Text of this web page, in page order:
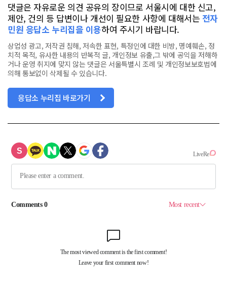
댓글은 자유로운 의견 공유의 장이므로 서울시에 대한 신고,
제안, 건의 등 답변이나 개선이 필요한 사항에 대해서는 전자
민원 응답소 누리집을 이용하여 주시기 바랍니다.
상업성 광고, 저작권 침해, 저속한 표현, 특정인에 대한 비방, 명예훼손, 정
치적 목적, 유사한 내용의 반복적 글, 개인정보 유출,그 밖에 공익을 저해하
거나 운영 취지에 맞지 않는 댓글은 서울특별시 조례 및 개인정보보호법에
의해 통보없이 삭제될 수 있습니다.
응답소 누리집 바로가기